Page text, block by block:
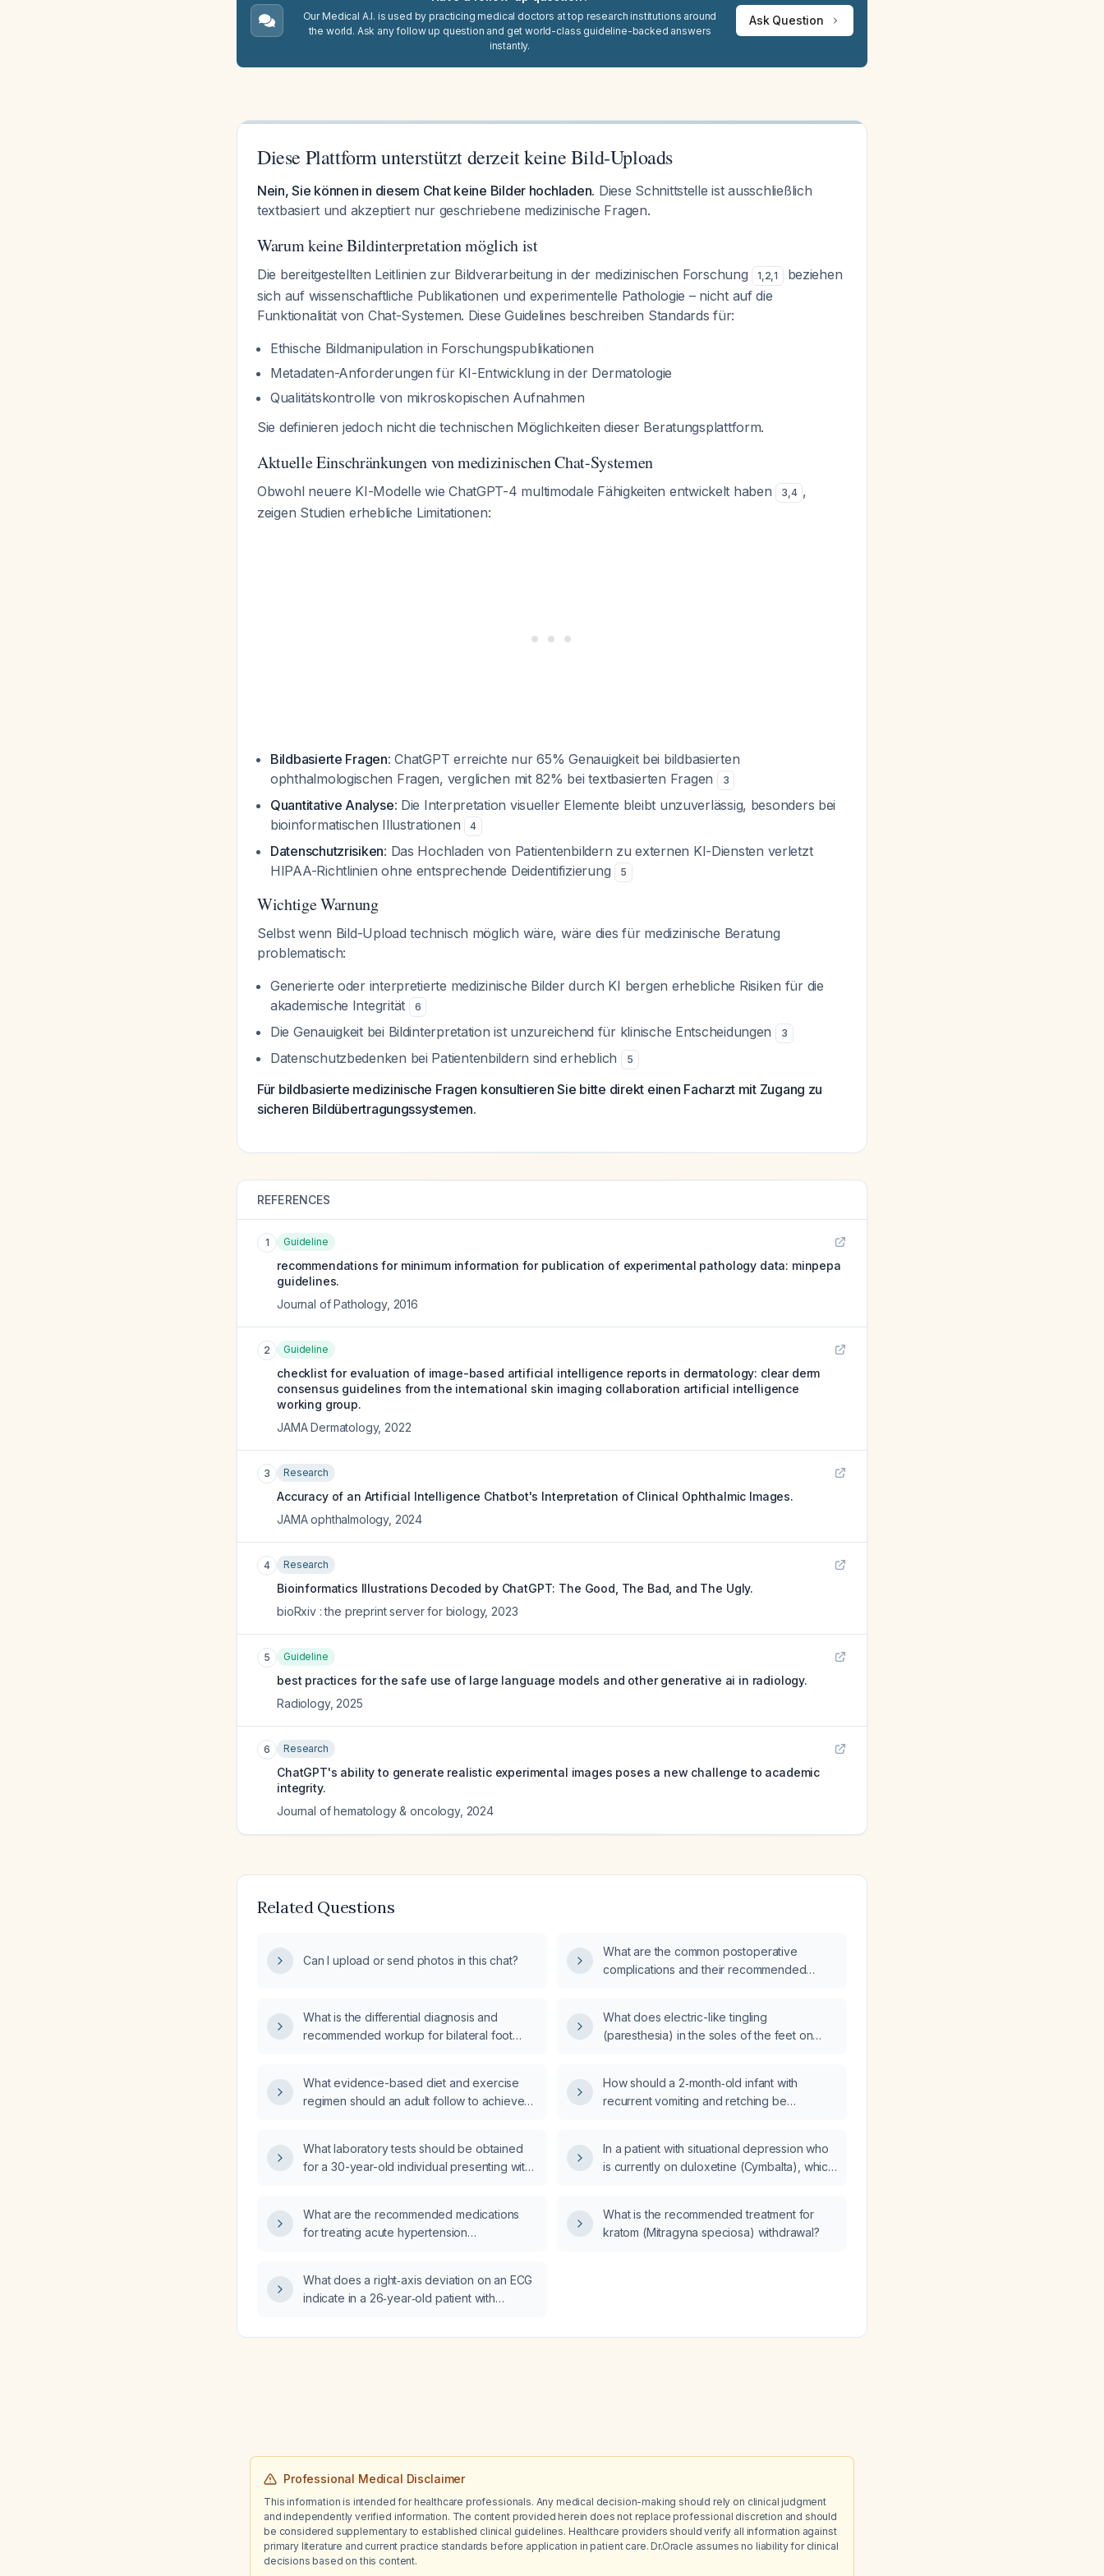
Our Medical A.I. is used by practicing medical doctors at top research institutions around
the world. Ask any follow up question and get world-class guideline-backed answers
instantly.
Ask Question
Diese Plattform unterstützt derzeit keine Bild-Uploads
Nein, Sie können in diesem Chat keine Bilder hochladen. Diese Schnittstelle ist ausschließlich
textbasiert und akzeptiert nur geschriebene medizinische Fragen.
Warum keine Bildinterpretation möglich ist
Die bereitgestellten Leitlinien zur Bildverarbeitung in der medizinischen Forschung 1,2,1
beziehen
sich auf wissenschaftliche Publikationen und experimentelle Pathologie – nicht auf die
Funktionalität von Chat-Systemen. Diese Guidelines beschreiben Standards für:
Ethische Bildmanipulation in Forschungspublikationen
Metadaten-Anforderungen für KI-Entwicklung in der Dermatologie
Qualitätskontrolle von mikroskopischen Aufnahmen
Sie definieren jedoch nicht die technischen Möglichkeiten dieser Beratungsplattform.
Aktuelle Einschränkungen von medizinischen Chat-Systemen
Obwohl neuere KI-Modelle wie ChatGPT-4 multimodale Fähigkeiten entwickelt haben 3,4 ,
zeigen Studien erhebliche Limitationen:
Bildbasierte Fragen: ChatGPT erreichte nur 65% Genauigkeit bei bildbasierten
ophthalmologischen Fragen, verglichen mit 82% bei textbasierten Fragen
3
Quantitative Analyse: Die Interpretation visueller Elemente bleibt unzuverlässig, besonders bei
bioinformatischen Illustrationen
4
Datenschutzrisiken: Das Hochladen von Patientenbildern zu externen KI-Diensten verletzt
HIPAA-Richtlinien ohne entsprechende Deidentifizierung
5
Wichtige Warnung
Selbst wenn Bild-Upload technisch möglich wäre, wäre dies für medizinische Beratung
problematisch:
Generierte oder interpretierte medizinische Bilder durch KI bergen erhebliche Risiken für die
akademische Integrität
6
Die Genauigkeit bei Bildinterpretation ist unzureichend für klinische Entscheidungen 3
Datenschutzbedenken bei Patientenbildern sind erheblich 5
Für bildbasierte medizinische Fragen konsultieren Sie bitte direkt einen Facharzt mit Zugang zu
sicheren Bildübertragungssystemen.
REFERENCES
1 Guideline
recommendations for minimum information for publication of experimental pathology data: minpepa
guidelines.
Journal of Pathology, 2016
2 Guideline
checklist for evaluation of image-based artificial intelligence reports in dermatology: clear derm
consensus guidelines from the international skin imaging collaboration artificial intelligence
working group.
JAMA Dermatology, 2022
3 Research
Accuracy of an Artificial Intelligence Chatbot's Interpretation of Clinical Ophthalmic Images.
JAMA ophthalmology, 2024
4 Research
Bioinformatics Illustrations Decoded by ChatGPT: The Good, The Bad, and The Ugly.
bioRxiv : the preprint server for biology, 2023
5 Guideline
best practices for the safe use of large language models and other generative ai in radiology.
Radiology, 2025
6 Research
ChatGPT's ability to generate realistic experimental images poses a new challenge to academic
integrity.
Journal of hematology & oncology, 2024
Related Questions
Can I upload or send photos in this chat?
What are the common postoperative
complications and their recommended
What is the differential diagnosis and
recommended workup for bilateral foot
What does electric-like tingling
(paresthesia) in the soles of the feet on
What evidence-based diet and exercise
regimen should an adult follow to achieve
How should a 2‑month‑old infant with
recurrent vomiting and retching be
What laboratory tests should be obtained
for a 30-year-old individual presenting with
In a patient with situational depression who
is currently on duloxetine (Cymbalta), which
What are the recommended medications
for treating acute hypertension
experiencing autonomic dysreflexia?
What is the recommended treatment for
kratom (Mitragyna speciosa) withdrawal?
What does a right‑axis deviation on an ECG
indicate in a 26‑year‑old patient with
cardiac disease?
Professional Medical Disclaimer
This information is intended for healthcare professionals. Any medical decision-making should rely on clinical judgment
and independently verified information. The content provided herein does not replace professional discretion and should
be considered supplementary to established clinical guidelines. Healthcare providers should verify all information against
primary literature and current practice standards before application in patient care. Dr.Oracle assumes no liability for clinical
decisions based on this content.